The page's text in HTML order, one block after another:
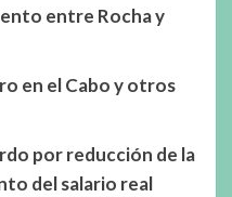
entre Rocha y
en el Cabo y otros
por reducción de la
del salario real